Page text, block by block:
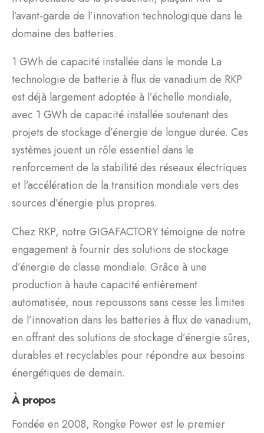
l’avant-garde de l’innovation technologique dans le
domaine des batteries.
1 GWh de capacité installée dans le monde La
technologie de batterie à flux de vanadium de RKP
est déjà largement adoptée à l’échelle mondiale,
avec 1 GWh de capacité installée soutenant des
projets de stockage d’énergie de longue durée. Ces
systèmes jouent un rôle essentiel dans le
renforcement de la stabilité des réseaux électriques
et l’accélération de la transition mondiale vers des
sources d’énergie plus propres.
Chez RKP, notre GIGAFACTORY témoigne de notre
engagement à fournir des solutions de stockage
d’énergie de classe mondiale. Grâce à une
production à haute capacité entièrement
automatisée, nous repoussons sans cesse les limites
de l’innovation dans les batteries à flux de vanadium,
en offrant des solutions de stockage d’énergie sûres,
durables et recyclables pour répondre aux besoins
énergétiques de demain.
À propos
Fondée en 2008, Rongke Power est le premier